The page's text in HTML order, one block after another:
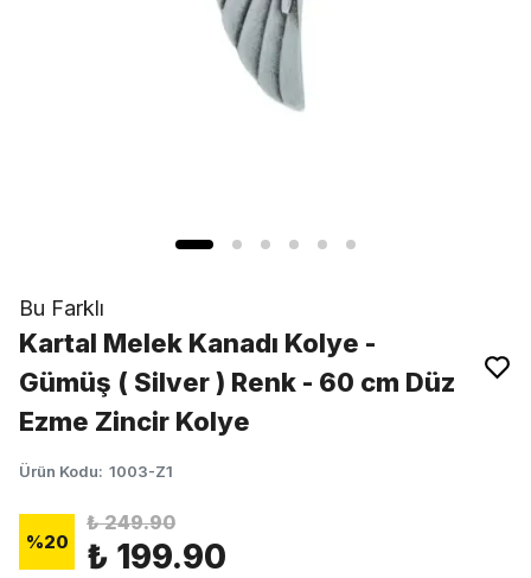
Bu Farklı
Kartal Melek Kanadı Kolye -
Gümüş ( Silver ) Renk - 60 cm Düz
Ezme Zincir Kolye
Ürün Kodu: 1003-Z1
%20
₺ 249.90
₺ 199.90